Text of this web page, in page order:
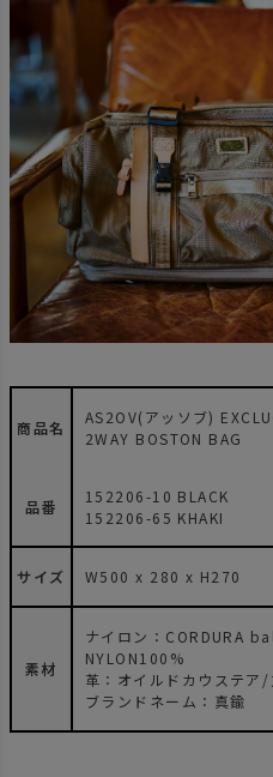
商品名
AS2OV(アッソブ)
2WAY BOSTON BAG
品番
152206-10 BLACK
152206-65 KHAKI
サイズ W500 x 280 x H270
素材
ナイロン：CORDURA
NYLON100%
革：オイルドカウステ
ブランドネーム：真鍮